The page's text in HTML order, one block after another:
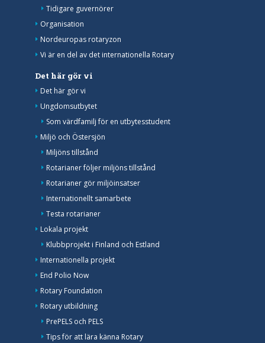
Tidigare guvernörer
Organisation
Nordeuropas rotaryzon
Vi är en del av det internationella Rotary
Det här gör vi
Det här gör vi
Ungdomsutbytet
Som värdfamilj för en utbytesstudent
Miljö och Östersjön
Miljöns tillstånd
Rotarianer följer miljöns tillstånd
Rotarianer gör miljöinsatser
Internationellt samarbete
Testa rotarianer
Lokala projekt
Klubbprojekt i Finland och Estland
Internationella projekt
End Polio Now
Rotary Foundation
Rotary utbildning
PrePELS och PELS
Tips för att lära känna Rotary